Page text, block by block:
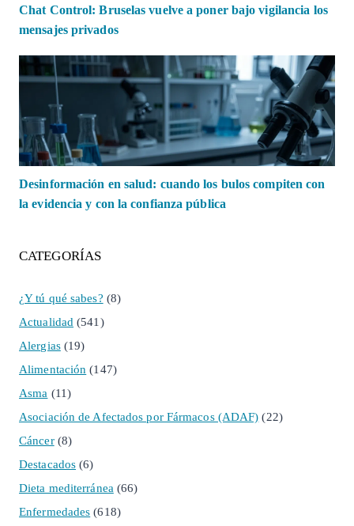
Chat Control: Bruselas vuelve a poner bajo vigilancia los
mensajes privados
Desinformación en salud: cuando los bulos compiten con
la evidencia y con la confianza pública
CATEGORÍAS
¿Y tú qué sabes? (8)
Actualidad (541)
Alergias(19)
Alimentación (147)
Asma (11)
Asociación de Afectados por Fármacos (ADAF) (22)
Cáncer(8)
Destacados (6)
Dieta mediterránea (66)
Enfermedades (618)